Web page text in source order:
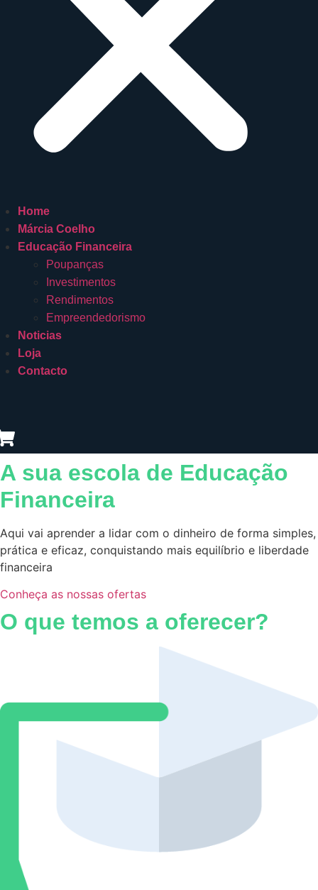
Home
Márcia Coelho
Educação Financeira
Poupanças
Investimentos
Rendimentos
Empreendedorismo
Noticias
Loja
Contacto
A sua escola de Educação
Financeira
Aqui vai aprender a lidar com o dinheiro de forma simples,
prática e eficaz, conquistando mais equilíbrio e liberdade
financeira
Conheça as nossas ofertas
O que temos a oferecer?